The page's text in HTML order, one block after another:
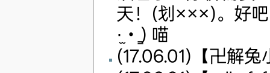
天！(划×××)。好
·̫ • ̳) 喵
(17.06.01)【卍解兔